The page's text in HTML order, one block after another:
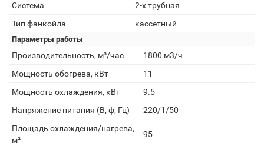
Система
2-х трубная
Тип фанкойла
кассетный
Параметры работы
Производительность, м³/час
1800 м3/ч
Мощность обогрева, кВт
11
Мощность охлаждения, кВт
9.5
Напряжение питания (В, ф, Гц)
220/1/50
Площадь охлаждения/нагрева,
м²
95